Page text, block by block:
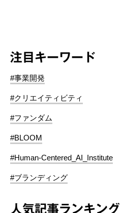
注目キーワード
#事業開発
#クリエイティビティ
#ファンダム
#BLOOM
#Human-Centered_AI_Institute
#ブランディング
人気記事ランキング